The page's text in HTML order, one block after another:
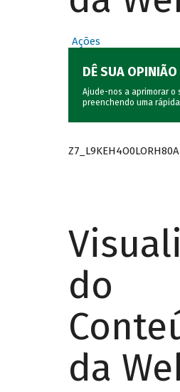
Ações
DÊ SUA OPINIÃO
Ajude-nos a aprimorar o
preenchendo uma rápida
do
da